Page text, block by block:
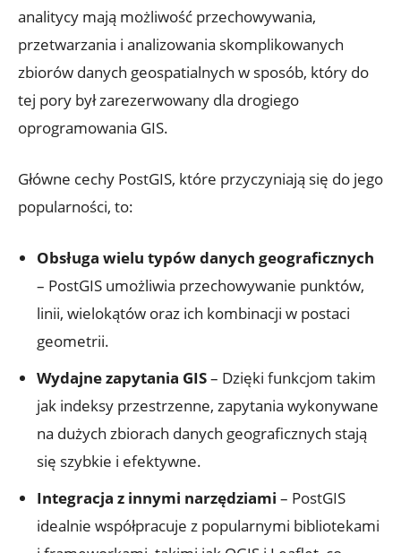
analitycy mają możliwość przechowywania,
przetwarzania i analizowania skomplikowanych
zbiorów danych ⁢geospatialnych w sposób, który do
tej pory⁢ był zarezerwowany‌ dla drogiego
oprogramowania ‍GIS.
Główne cechy PostGIS, które przyczyniają się do jego
popularności, to:
Obsługa⁤ wielu typów danych geograficznych
– PostGIS umożliwia przechowywanie punktów,
linii, wielokątów oraz ich kombinacji w⁣ postaci
geometrii.
Wydajne zapytania GIS– Dzięki funkcjom⁣ takim
jak⁢ indeksy przestrzenne, zapytania wykonywane⁤
na dużych‍ zbiorach ⁣danych ⁢geograficznych stają
się ⁢szybkie​ i efektywne.
Integracja z innymi narzędziami – PostGIS
idealnie współpracuje z popularnymi ⁣bibliotekami‌